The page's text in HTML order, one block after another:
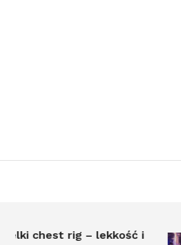
rig – lekkość i